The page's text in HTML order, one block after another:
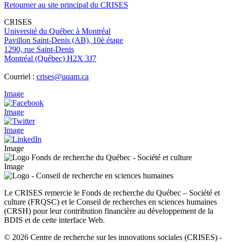
Retourner au site principal du CRISES
CRISES
Université du Québec à Montréal
Pavillon Saint-Denis (AB), 10è étage
1290, rue Saint-Denis
Montréal (Québec) H2X 3J7
Courriel : crises@uqam.ca
Image
Image
Image
Image
Image
Le CRISES remercie le Fonds de recherche du Québec – Société et
culture (FRQSC) et le Conseil de recherches en sciences humaines
(CRSH) pour leur contribution financière au développement de la
BDIS et de cette interface Web.
© 2026 Centre de recherche sur les innovations sociales (CRISES) -